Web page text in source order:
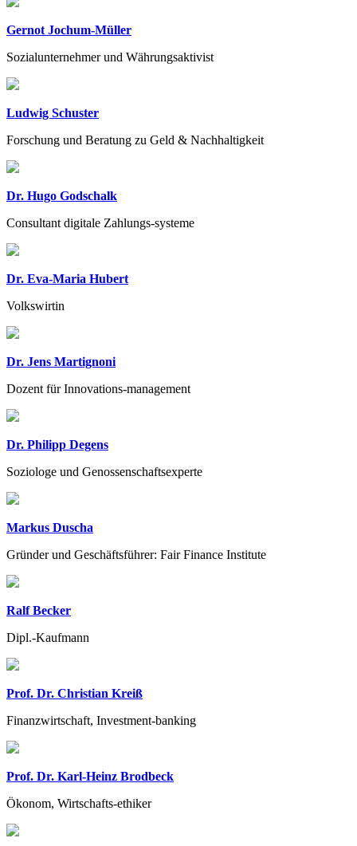
Gernot Jochum-Müller
Sozialunternehmer und Währungsaktivist
Ludwig Schuster
Forschung und Beratung zu Geld & Nachhaltigkeit
Dr. Hugo Godschalk
Consultant digitale Zahlungs-systeme
Dr. Eva-Maria Hubert
Volkswirtin
Dr. Jens Martignoni
Dozent für Innovations-management
Dr. Philipp Degens
Soziologe und Genossenschaftsexperte
Markus Duscha
Gründer und Geschäftsführer: Fair Finance Institute
Ralf Becker
Dipl.-Kaufmann
Prof. Dr. Christian Kreiß
Finanzwirtschaft, Investment-banking
Prof. Dr. Karl-Heinz Brodbeck
Ökonom, Wirtschafts-ethiker